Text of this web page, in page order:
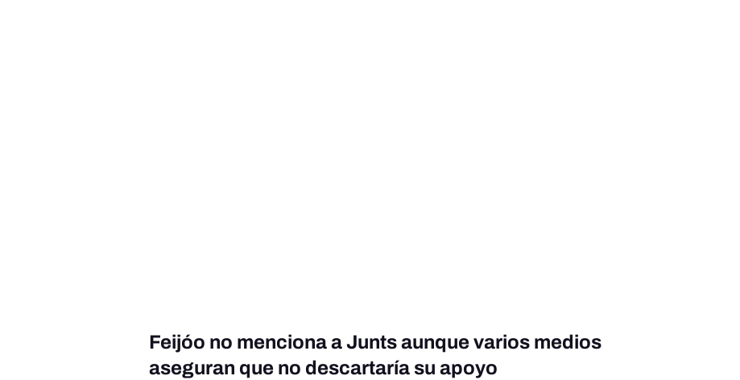
Feijóo no menciona a Junts aunque varios medios
aseguran que no descartaría su apoyo